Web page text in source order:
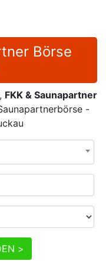
Börse
, FKK & Saunapartner
-
JETZT HIER FINDEN >